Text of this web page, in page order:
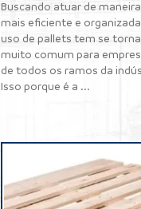
Buscando atuar de maneira
mais eficiente e
uso de pallets tem se
muito comum para
de todos os ramos da
Isso porque é a ...